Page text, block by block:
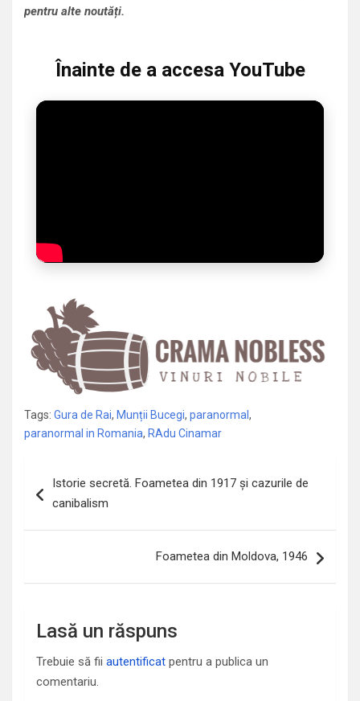
pentru alte noutăți.
Înainte de a accesa YouTube
Tags: Gura de Rai, Munții Bucegi, paranormal,
paranormal in Romania, RAdu Cinamar
în
Istorie secretă. Foametea din 1917 și cazurile de
canibalism
Foametea din Moldova, 1946
Lasă un răspuns
Trebuie să fii autentificat pentru a publica un
comentariu.